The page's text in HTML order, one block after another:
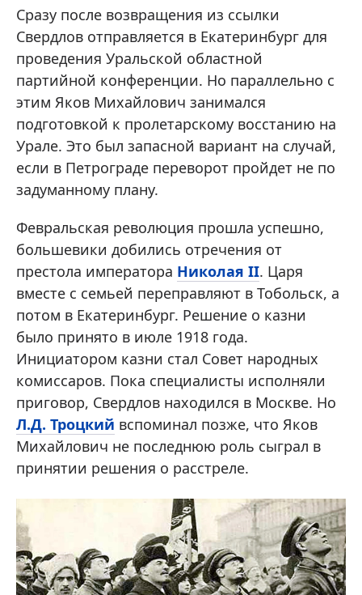
Сразу после возвращения из ссылки
Свердлов отправляется в Екатеринбург для
проведения Уральской областной
партийной конференции. Но параллельно с
этим Яков Михайлович занимался
подготовкой к пролетарскому восстанию на
Урале. Это был запасной вариант на случай,
если в Петрограде переворот пройдет не по
задуманному плану.
Февральская революция прошла успешно,
большевики добились отречения от
престола императора Николая II. Царя
вместе с семьей переправляют в Тобольск, а
потом в Екатеринбург. Решение о казни
было принято в июле 1918 года.
Инициатором казни стал Совет народных
комиссаров. Пока специалисты исполняли
приговор, Свердлов находился в Москве. Но
Л.Д. Троцкий вспоминал позже, что Яков
Михайлович не последнюю роль сыграл в
принятии решения о расстреле.